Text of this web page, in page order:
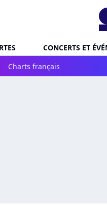
CONCERTS ET
Charts français